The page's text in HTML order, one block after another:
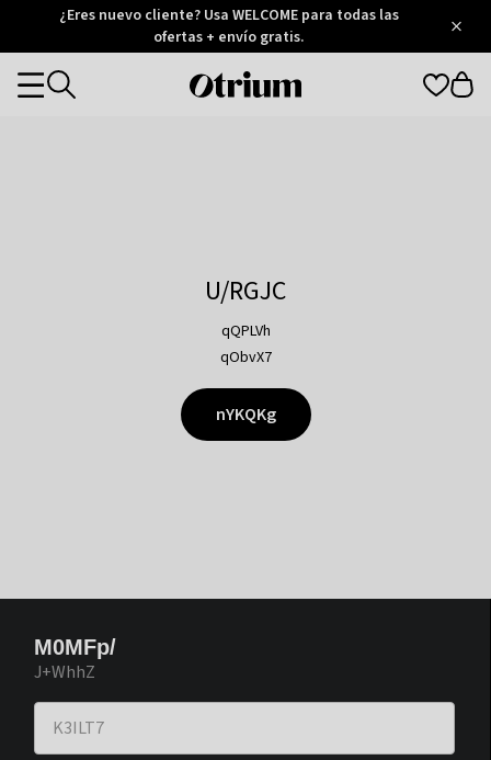
Otrium
Trustpilot
¿Eres nuevo cliente? Usa WELCOME para todas las
ofertas + envío gratis.
Otrium
Categories
U/RGJC
qQPLVh
qObvX7
nYKQKg
M0MFp/
J+WhhZ